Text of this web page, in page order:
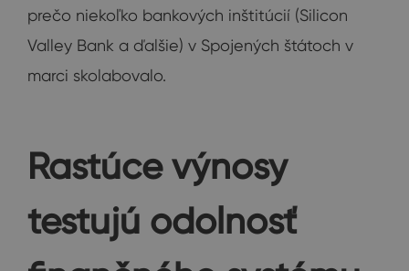
prečo niekoľko bankových inštitúcií (Silicon
Valley Bank a ďalšie) v Spojených štátoch v
marci skolabovalo.
Rastúce výnosy
testujú odolnosť